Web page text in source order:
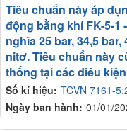
Số kí hiệu: TCVN 7161-
Ngày ban hành: 01/01/
Tiêu chuẩn này áp
động bằng khí FK-5-1
nghĩa 25 bar, 34,5
nitơ. Tiêu chuẩn này
thống tại các điều